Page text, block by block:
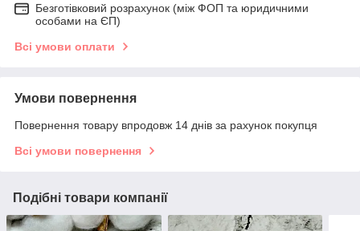
Безготівковий розрахунок (між ФОП та юридичними
особами на ЄП)
Всі умови оплати
Умови повернення
Повернення товару впродовж 14 днів за рахунок покупця
Всі умови повернення
Подібні товари компанії